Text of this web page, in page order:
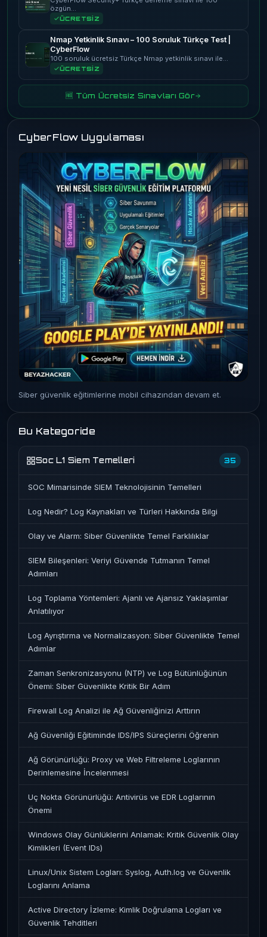
özgün…
ÜCRETSİZ
Nmap Yetkinlik Sınavı – 100 Soruluk Türkçe Test |
CyberFlow
100 soruluk ücretsiz Türkçe Nmap yetkinlik sınavı ile…
ÜCRETSİZ
🆓 Tüm Ücretsiz Sınavları Gör
CyberFlow Uygulaması
Siber güvenlik eğitimlerine mobil cihazından devam et.
Bu Kategoride
Soc L1 Siem Temelleri 35
SOC Mimarisinde SIEM Teknolojisinin Temelleri
Log Nedir? Log Kaynakları ve Türleri Hakkında Bilgi
Olay ve Alarm: Siber Güvenlikte Temel Farklılıklar
SIEM Bileşenleri: Veriyi Güvende Tutmanın Temel
Adımları
Log Toplama Yöntemleri: Ajanlı ve Ajansız Yaklaşımlar
Anlatılıyor
Log Ayrıştırma ve Normalizasyon: Siber Güvenlikte Temel
Adımlar
Zaman Senkronizasyonu (NTP) ve Log Bütünlüğünün
Önemi: Siber Güvenlikte Kritik Bir Adım
Firewall Log Analizi ile Ağ Güvenliğinizi Arttırın
Ağ Güvenliği Eğitiminde IDS/IPS Süreçlerini Öğrenin
Ağ Görünürlüğü: Proxy ve Web Filtreleme Loglarının
Derinlemesine İncelenmesi
Uç Nokta Görünürlüğü: Antivirüs ve EDR Loglarının
Önemi
Windows Olay Günlüklerini Anlamak: Kritik Güvenlik Olay
Kimlikleri (Event IDs)
Linux/Unix Sistem Logları: Syslog, Auth.log ve Güvenlik
Loglarını Anlama
Active Directory İzleme: Kimlik Doğrulama Logları ve
Güvenlik Tehditleri